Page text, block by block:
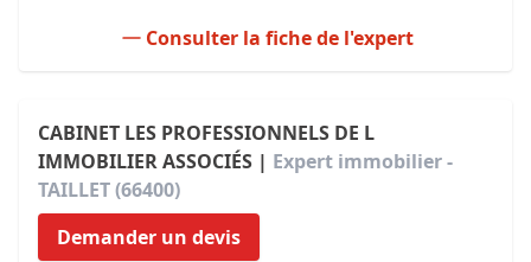
Consulter la fiche de l'expert
CABINET LES PROFESSIONNELS DE L
IMMOBILIER ASSOCIÉS | Expert immobilier -
TAILLET (66400)
Demander un devis